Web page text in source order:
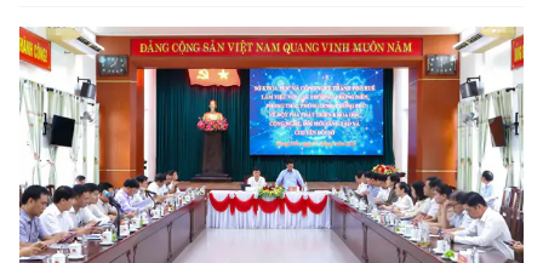
Địa chỉ: Ban Biên tập Cổng TTĐT - 18 Nguyễn Du, TP. Hà Nội
Điện thoại: 024 3936 9506
Email:
stc@mst.gov.vn
©2026 Bản quyền thuộc Bộ Khoa Học và Công Nghệ
(Ghi rõ nguồn "https://mst.gov.vn" khi phát hành lại thông tin từ
website này)